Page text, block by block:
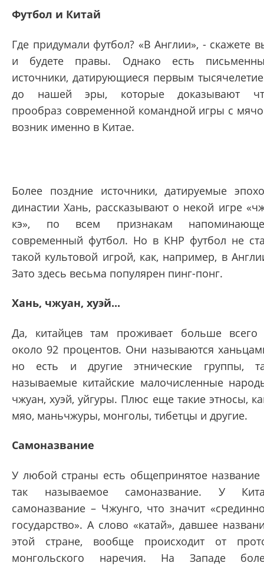
Футбол и Китай
Где придумали футбол? «В Англии», - скажете
и будете правы. Однако есть
источники, датирующиеся первым
до нашей эры, которые доказывают
прообраз современной командной игры с
возник именно в Китае.
Более поздние источники, датируемые
династии Хань, рассказывают о некой игре
кэ», по всем признакам
современный футбол. Но в КНР футбол не
такой культовой игрой, как, например, в
Зато здесь весьма популярен пинг-понг.
Хань, чжуан, хуэй...
Да, китайцев там проживает больше всего
около 92 процентов. Они называются
но есть и другие этнические группы,
называемые китайские малочисленные
чжуан, хуэй, уйгуры. Плюс еще такие этносы,
мяо, маньчжуры, монголы, тибетцы и другие.
Самоназвание
У любой страны есть общепринятое название
так называемое самоназвание. У
самоназвание – Чжунго, что значит
государство». А слово «катай», давшее
этой стране, вообще происходит от
монгольского наречия. На Западе